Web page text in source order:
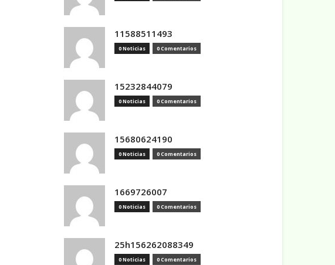
11588511493
0 Noticias 0 Comentarios
15232844079
0 Noticias 0 Comentarios
15680624190
0 Noticias 0 Comentarios
1669726007
0 Noticias 0 Comentarios
25h156262088349
0 Noticias 0 Comentarios